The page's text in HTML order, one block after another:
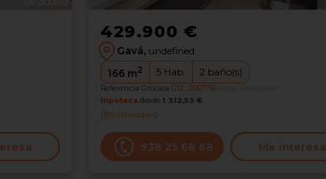
429.900 €
Gavá, undefined
166m2 5Hab. 2 baño(s)
Referencia Grocasa G12_2067756
Hipoteca desde 1.312,53 €
Interesados0
938 25 68 68 Me interesa